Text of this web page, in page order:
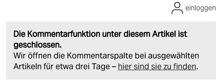
Die Kommentarfunktion unter diesem Artikel ist
geschlossen.
Wir öffnen die Kommentarspalte bei ausgewählten
Artikeln für etwa drei Tage – hier sind sie zu finden.
einloggen